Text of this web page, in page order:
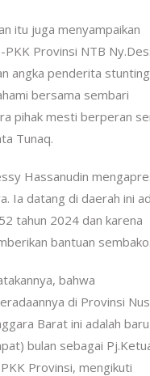
itu juga menyampaikan
Provinsi NTB
angka penderita stunting
bersama sembari
pihak mesti berperan
Tunaq.
Hassanudin
Ia datang di daerah ini
tahun 2024 dan karena
bantuan sembako.
bahwa
di Provinsi
Barat ini adalah
bulan sebagai
Provinsi, mengikuti